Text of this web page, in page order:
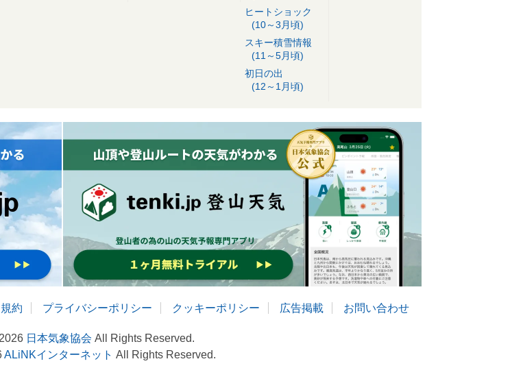
ヒートショック
(10～3月頃)
スキー積雪情報
(11～5月頃)
初日の出
(12～1月頃)
約 プライバシーポリシー クッキーポリシー 広告掲載 お問い合わせ
日本気象協会 All Rights Reserved.
ALiNKインターネット All Rights Reserved.